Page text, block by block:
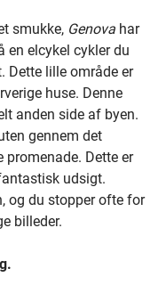
smukke, Genova har
en elcykel cykler du
Dette lille område er
huse. Denne
anden side af byen.
gennem det
promenade. Dette er
udsigt.
og du stopper ofte for
billeder.